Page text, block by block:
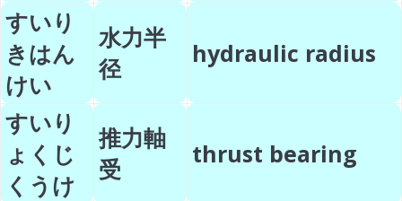
すいり
きはん
けい
水力半
径
hydraulic radius
すいり
ょくじ
くうけ
推力軸
受
thrust bearing